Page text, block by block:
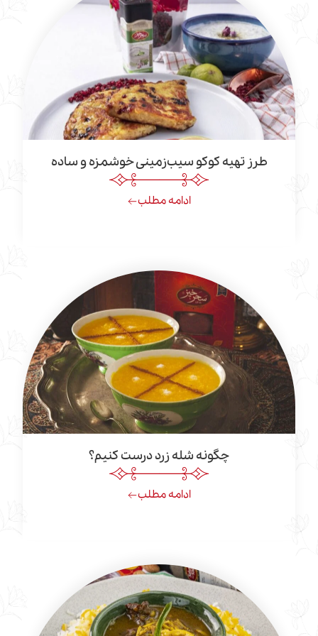
تهیه کوکو سیب‌زمینی خوشمزه و ساده
چگونه شله زرد درست کنیم؟